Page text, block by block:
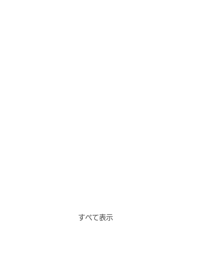
すべて表示